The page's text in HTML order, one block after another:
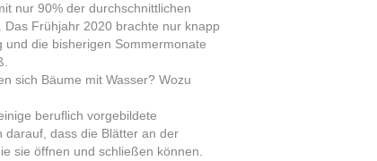
nur 90% der durchschnittlichen
Frühjahr 2020 brachte nur knapp
und die bisherigen Sommermonate
sich Bäume mit Wasser? Wozu
beruflich vorgebildete
darauf, dass die Blätter an der
sie öffnen und schließen können.